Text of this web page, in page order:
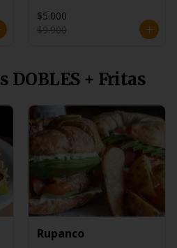
$5.000
$9.900
DOBLES + Fritas
Rupanco